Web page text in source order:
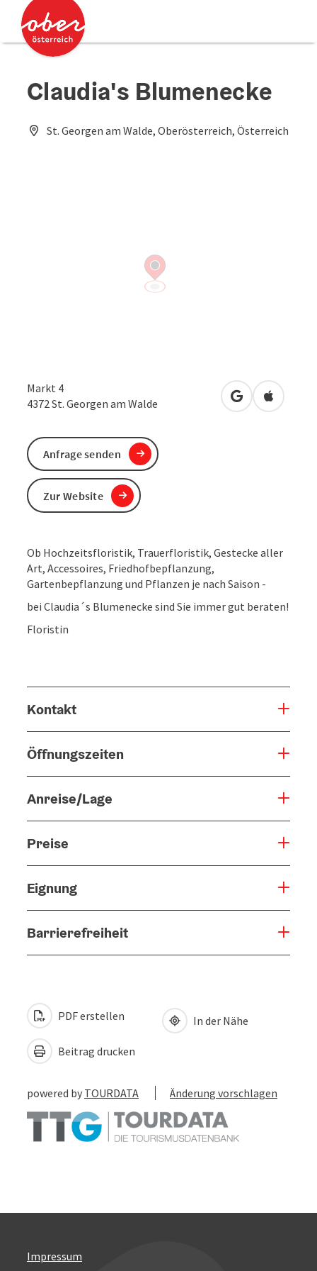
Zum Inhalt
Zum Seitenanfang
Claudia's Blumenecke
St. Georgen am Walde, Oberösterreich, Österreich
Markt 4
4372St. Georgen am Walde in Googlein Apple
Ob Hochzeitsfloristik, Trauerfloristik, Gestecke aller
Art, Accessoires, Friedhofbepflanzung,
Gartenbepflanzung und Pflanzen je nach Saison -
bei Claudia´s Blumenecke sind Sie immer gut beraten!
Floristin
Kontakt
Öffnungszeiten
Anreise/Lage
Preise
Eignung
Barrierefreiheit
Anfrage senden
Zur Website
PDF erstellen
Beitrag drucken
In der Nähe
powered by TOURDATA Änderung vorschlagen
Impressum